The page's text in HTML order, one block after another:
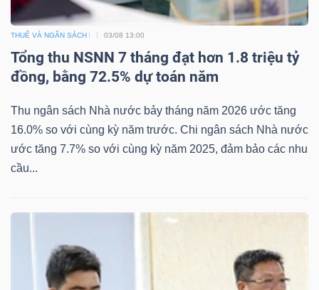
THUẾ VÀ NGÂN SÁCH 03/08 13:00
Tổng thu NSNN 7 tháng đạt hơn 1.8 triệu tỷ
đồng, bằng 72.5% dự toán năm
Thu ngân sách Nhà nước bảy tháng năm 2026 ước tăng
16.0% so với cùng kỳ năm trước. Chi ngân sách Nhà nước
ước tăng 7.7% so với cùng kỳ năm 2025, đảm bảo các nhu
cầu...
Dữ
liệu
tài